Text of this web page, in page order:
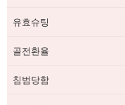
유효슈팅
골전환율
침범당함